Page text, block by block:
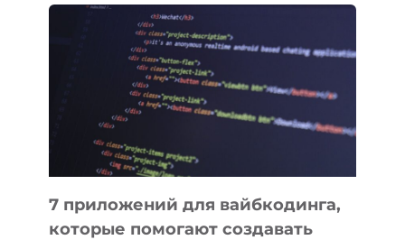
ПОЛЕЗНЫХ
ИНСТРУМЕНТОВ
ДЛЯ
РАБОТЫ
7 приложений для вайбкодинга,
которые помогают создавать